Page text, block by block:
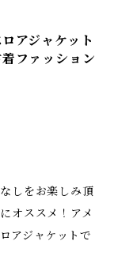
アジャケット
ファッション
しをお楽しみ頂
オススメ！アメ
アジャケットで